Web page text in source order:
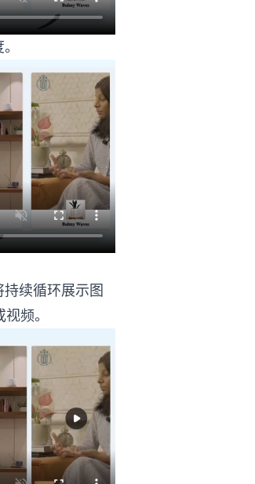
续循环展示图
频。